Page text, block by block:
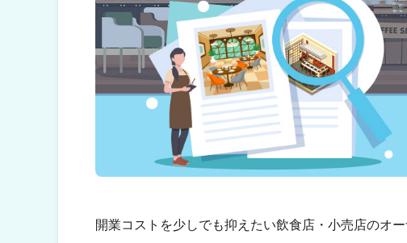
開業コストを少しでも抑えたい飲食店・小売店のオ